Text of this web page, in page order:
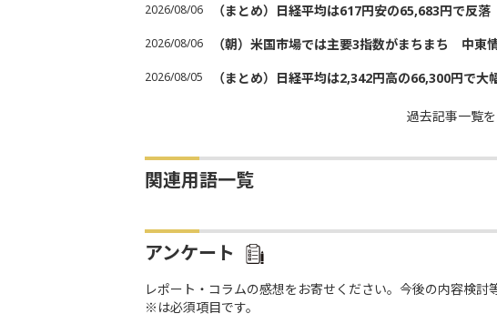
2026/08/06 （まとめ）日経平均は617円安の65,683円で反
2026/08/06 （朝）米国市場では主要3指数がまちまち 中東
2026/08/05 （まとめ）日経平均は2,342円高の66,300円で
過去記事一覧
関連用語一覧
アンケート
レポート・コラムの感想をお寄せください。今後の内容検討
※は必須項目です。